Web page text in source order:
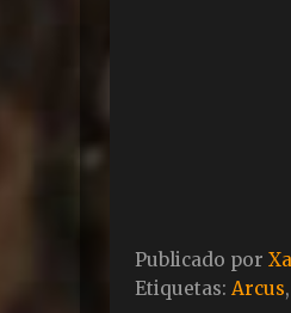
Publicado por
Etiquetas: Arcus,